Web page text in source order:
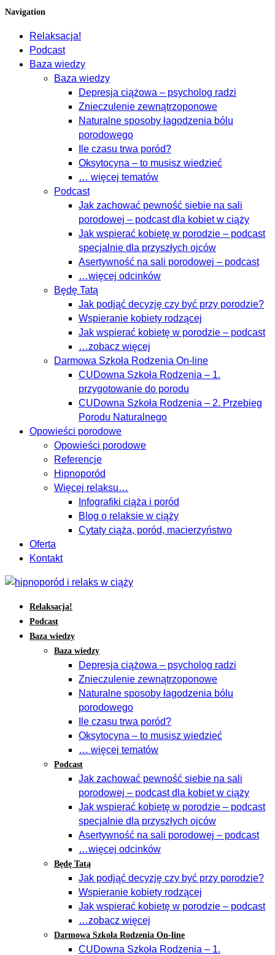
Navigation
Relaksacja!
Podcast
Baza wiedzy
Baza wiedzy
Depresja ciążowa – psycholog radzi
Znieczulenie zewnątrzoponowe
Naturalne sposoby łagodzenia bólu
porodowego
Ile czasu trwa poród?
Oksytocyna – to musisz wiedzieć
… więcej tematów
Podcast
Jak zachować pewność siebie na sali
porodowej – podcast dla kobiet w ciąży
Jak wspierać kobietę w porodzie – podcast
specjalnie dla przyszłych ojców
Asertywność na sali porodowej – podcast
…więcej odcinków
Będę Tatą
Jak podjąć decyzję czy być przy porodzie?
Wspieranie kobiety rodzącej
Jak wspierać kobietę w porodzie – podcast
…zobacz więcej
Darmowa Szkoła Rodzenia On-line
CUDowna Szkoła Rodzenia – 1.
przygotowanie do porodu
CUDowna Szkoła Rodzenia – 2. Przebieg
Porodu Naturalnego
Opowieści porodowe
Opowieści porodowe
Referencje
Hipnoporód
Więcej relaksu…
Infografiki ciąża i poród
Blog o relaksie w ciąży
Cytaty ciąża, poród, macierzyństwo
Oferta
Kontakt
Relaksacja!
Podcast
Baza wiedzy
Baza wiedzy
Depresja ciążowa – psycholog radzi
Znieczulenie zewnątrzoponowe
Naturalne sposoby łagodzenia bólu
porodowego
Ile czasu trwa poród?
Oksytocyna – to musisz wiedzieć
… więcej tematów
Podcast
Jak zachować pewność siebie na sali
porodowej – podcast dla kobiet w ciąży
Jak wspierać kobietę w porodzie – podcast
specjalnie dla przyszłych ojców
Asertywność na sali porodowej – podcast
…więcej odcinków
Będę Tatą
Jak podjąć decyzję czy być przy porodzie?
Wspieranie kobiety rodzącej
Jak wspierać kobietę w porodzie – podcast
…zobacz więcej
Darmowa Szkoła Rodzenia On-line
CUDowna Szkoła Rodzenia – 1.